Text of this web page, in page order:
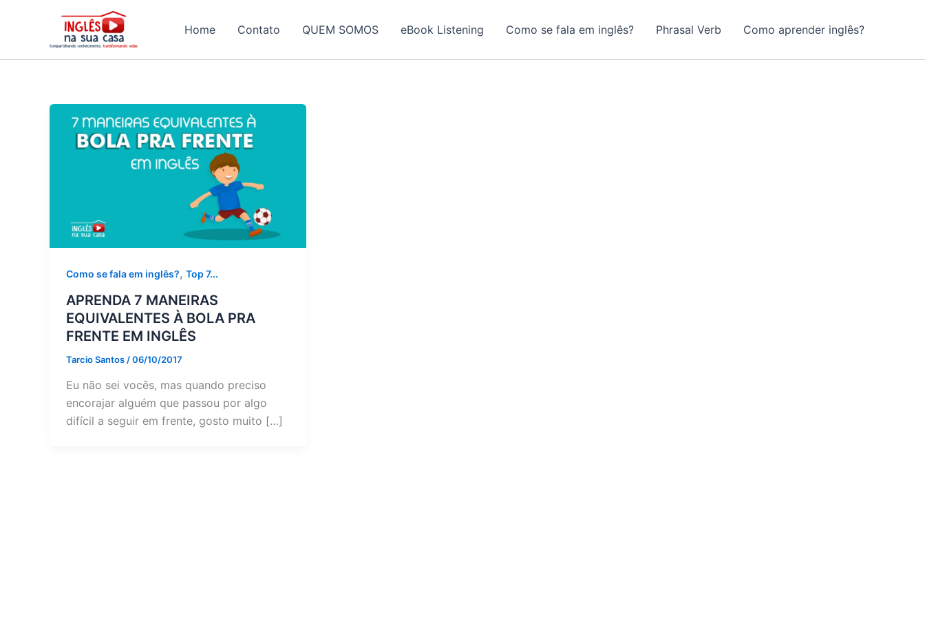
conteúdo
Home Contato QUEM SOMOS eBook Listening Como se fala em inglês? Phrasal Verb Como aprender inglês?
Como se fala em inglês?, Top 7...
APRENDA 7 MANEIRAS
EQUIVALENTES À BOLA PRA
FRENTE EM INGLÊS
Tarcio Santos /06/10/2017
Eu não sei vocês, mas quando preciso
encorajar alguém que passou por algo
difícil a seguir em frente, gosto muito […]